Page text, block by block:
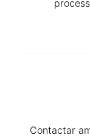
Contactar